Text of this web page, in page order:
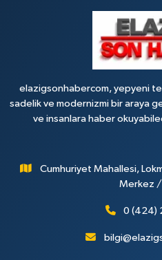
elazigsonhabercom, yepyeni
sadelik ve modernizmi bir araya
ve insanlara haber
Cumhuriyet Mahallesi,
Merkez /
0 (424)